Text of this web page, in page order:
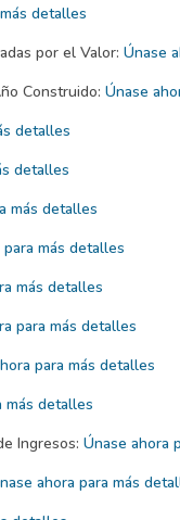
detalles
por el Valor: Únase
Construido: Únase
detalles
detalles
más detalles
más detalles
más detalles
para más detalles
para más detalles
más detalles
Ingresos: Únase ahora
ahora para más